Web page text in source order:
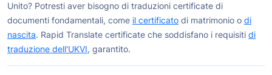
Unito? Potresti aver bisogno di traduzioni certificate di
documenti fondamentali, come il certificato di matrimonio o di
nascita. Rapid Translate certificate che soddisfano i requisiti di
traduzione dell'UKVI, garantito.